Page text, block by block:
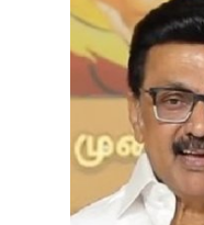
Astrology
Spirituality